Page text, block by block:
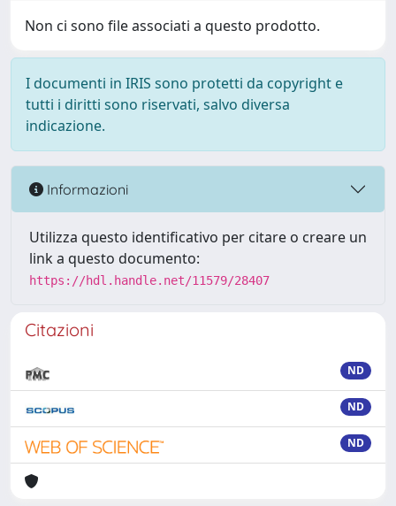
Non ci sono file associati a questo prodotto.
I documenti in IRIS sono protetti da copyright e
tutti i diritti sono riservati, salvo diversa
indicazione.
Informazioni
Utilizza questo identificativo per citare o creare un
link a questo documento:
https://hdl.handle.net/11579/28407
Citazioni
ND
ND
ND